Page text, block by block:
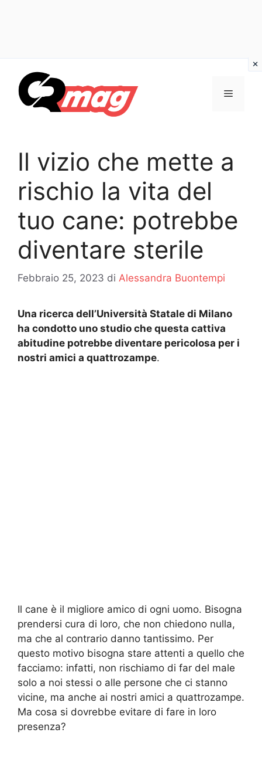
contenuto
Menu
Il vizio che mette a
rischio la vita del
tuo cane: potrebbe
diventare sterile
Febbraio 25, 2023 di Alessandra Buontempi
Una ricerca dell’Università Statale di Milano
ha condotto uno studio che questa cattiva
abitudine potrebbe diventare pericolosa per i
nostri amici a quattrozampe.
Il cane è il migliore amico di ogni uomo. Bisogna
prendersi cura di loro, che non chiedono nulla,
ma che al contrario danno tantissimo. Per
questo motivo bisogna stare attenti a quello che
facciamo: infatti, non rischiamo di far del male
solo a noi stessi o alle persone che ci stanno
vicine, ma anche ai nostri amici a quattrozampe.
Ma cosa si dovrebbe evitare di fare in loro
presenza?